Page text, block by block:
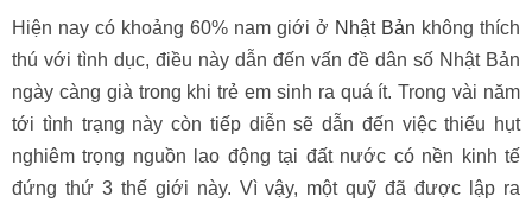
Hiện nay có khoảng 60% nam giới ở Nhật Bản không thích
thú với tình dục, điều này dẫn đến vấn đề dân số Nhật Bản
ngày càng già trong khi trẻ em sinh ra quá ít. Trong vài năm
tới tình trạng này còn tiếp diễn sẽ dẫn đến việc thiếu hụt
nghiêm trọng nguồn lao động tại đất nước có nền kinh tế
đứng thứ 3 thế giới này. Vì vậy, một quỹ đã được lập ra